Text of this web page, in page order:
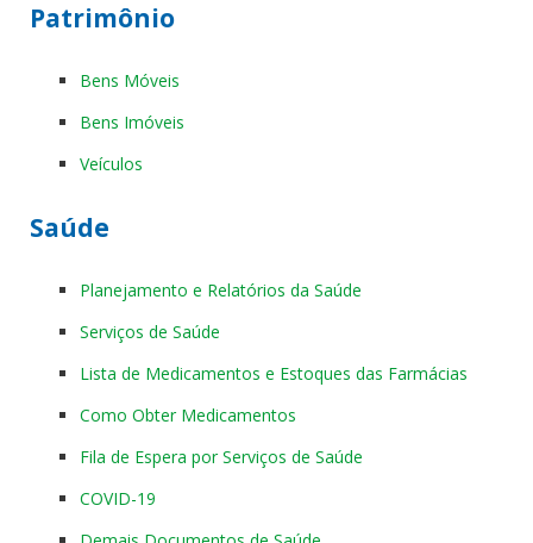
Patrimônio
Bens Móveis
Bens Imóveis
Veículos
Saúde
Planejamento e Relatórios da Saúde
Serviços de Saúde
Lista de Medicamentos e Estoques das Farmácias
Como Obter Medicamentos
Fila de Espera por Serviços de Saúde
COVID-19